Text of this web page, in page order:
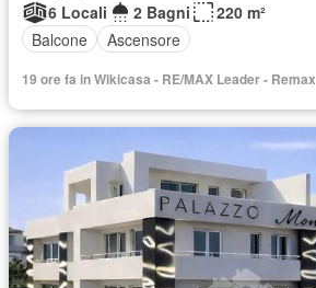
6 Locali
2 Bagni
220 m²
Balcone
Ascensore
19 ore fa in Wikicasa - RE/MAX Leader - Remax